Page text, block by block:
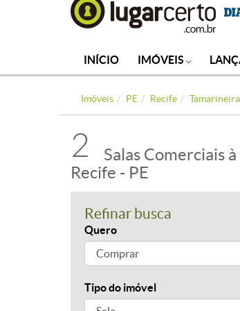
INÍCIO IMÓVEIS
Imóveis PE Recife Tamarineira
2
Salas Comerciais
Recife - PE
Refinar busca
Quero
Tipo do imóvel